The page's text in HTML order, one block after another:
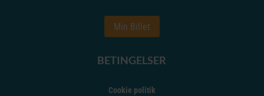
Min Billet
BETINGELSER
Cookie politik